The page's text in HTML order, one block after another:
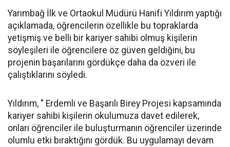
Yarımbağ İlk ve Ortaokul Müdürü Hanifi Yıldırım yaptığı
açıklamada, öğrencilerin özellikle bu topraklarda
yetişmiş ve belli bir kariyer sahibi olmuş kişilerin
söyleşileri ile öğrencilere öz güven geldiğini, bu
projenin başarılarını gördükçe daha da özveri ile
çalıştıklarını söyledi.
Yıldırım, " Erdemli ve Başarılı Birey Projesi kapsamında
kariyer sahibi kişilerin okulumuza davet edilerek,
onları öğrenciler ile buluşturmanın öğrenciler üzerinde
olumlu etki bıraktığını gördük. Bu uygulamayı devam